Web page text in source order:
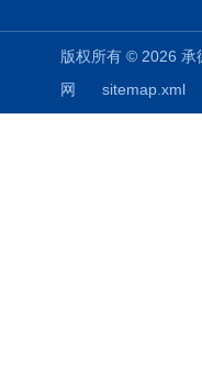
版权所有 © 2026
网
sitemap.xml